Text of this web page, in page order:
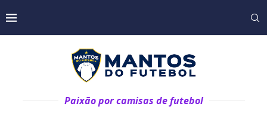
Paixão por camisas de futebol